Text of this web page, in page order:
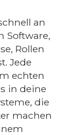
an
Software,
Rollen
Jede
echten
in deine
die
machen